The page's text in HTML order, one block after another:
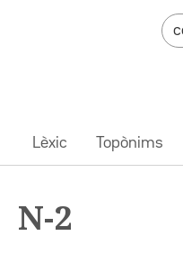
Lèxic Topònims
N-2